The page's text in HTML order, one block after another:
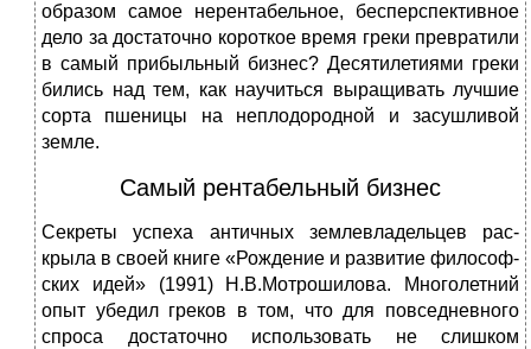
обра­зом самое нерентабельное, бесперспективное
дело за достаточно короткое время греки превратили
в самый прибыльный бизнес? Десятилетиями греки
бились над тем, как научиться выращивать лучшие
сорта пшеницы на неплодородной и засушливой
земле.
Самый рентабельный бизнес
Секреты успеха античных землевладельцев рас­
крыла в своей книге «Рождение и развитие философ­
ских идей» (1991) Н.В.Мотрошилова. Многолетний
опыт убедил греков в том, что для повседневного
спроса достаточно использовать не слишком